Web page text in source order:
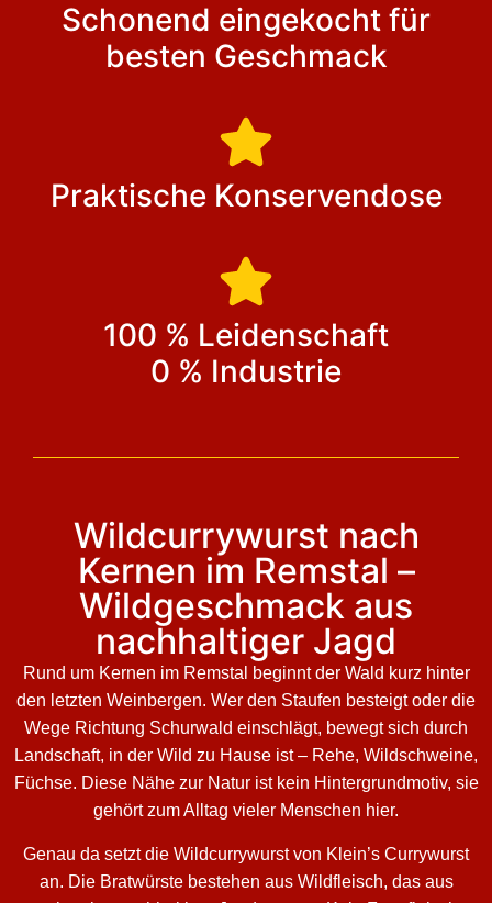
Schonend eingekocht für
besten Geschmack
Praktische Konservendose
100 % Leidenschaft
0 % Industrie
Wildcurrywurst nach
Kernen im Remstal –
Wildgeschmack aus
nachhaltiger Jagd
Rund um Kernen im Remstal beginnt der Wald kurz hinter
den letzten Weinbergen. Wer den Staufen besteigt oder die
Wege Richtung Schurwald einschlägt, bewegt sich durch
Landschaft, in der Wild zu Hause ist – Rehe, Wildschweine,
Füchse. Diese Nähe zur Natur ist kein Hintergrundmotiv, sie
gehört zum Alltag vieler Menschen hier.
Genau da setzt die Wildcurrywurst von Klein’s Currywurst
an. Die Bratwürste bestehen aus Wildfleisch, das aus